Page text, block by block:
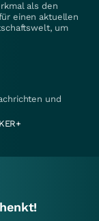
als den
einen aktuellen
um
und